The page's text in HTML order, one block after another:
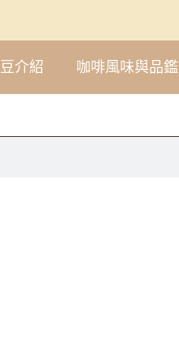
介紹 咖啡風味與品鑑